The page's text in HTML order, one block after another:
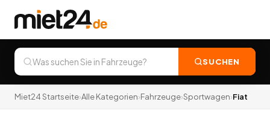
SUCHEN
Miet24 Startseite›Alle Kategorien›Fahrzeuge›Sportwagen›Fiat